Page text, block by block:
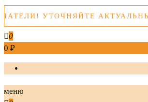
АКТУАЛЬНЫЕ
0
0 ₽
меню